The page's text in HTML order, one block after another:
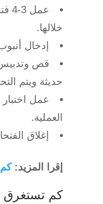
خلالها.
إدخال
حديثة ويتم
عمل
العملية.
إغلاق
إقرا المزيد:
كم تستغرق